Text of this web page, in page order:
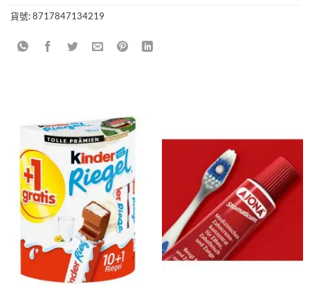
貨號:8717847134219